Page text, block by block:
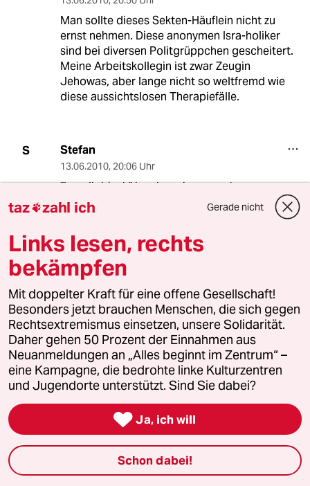
Man sollte dieses Sekten-Häuflein nicht zu
ernst nehmen. Diese anonymen Isra-holiker
sind bei diversen Politgrüppchen gescheitert.
Meine Arbeitskollegin ist zwar Zeugin
Jehowas, aber lange nicht so weltfremd wie
diese aussichtslosen Therapiefälle.
S Stefan
13.06.2010, 20:06 Uhr
"Israelkritisch" ist aber eine vornehme
Umschreibung für die Berichterstattung in der
TAZ.
meistkommentiert
1 Krise der Demokratie
AfD-Wählen als Triebabfuhr
2 Streit um Rente mit 63
Passgenauer Populismus
3 Drohnenvorfall am Leipziger Flughafen
Das Zeitalter der elektronischen
taz zahl ich Gerade nicht
Links lesen, rechts
bekämpfen
Mit doppelter Kraft für eine offene Gesellschaft!
Besonders jetzt brauchen Menschen, die sich gegen
Rechtsextremismus einsetzen, unsere Solidarität.
Daher gehen 50 Prozent der Einnahmen aus
Neuanmeldungen an „Alles beginnt im Zentrum“ –
eine Kampagne, die bedrohte linke Kulturzentren
und Jugendorte unterstützt. Sind Sie dabei?
 Ja, ich will
Schon dabei!